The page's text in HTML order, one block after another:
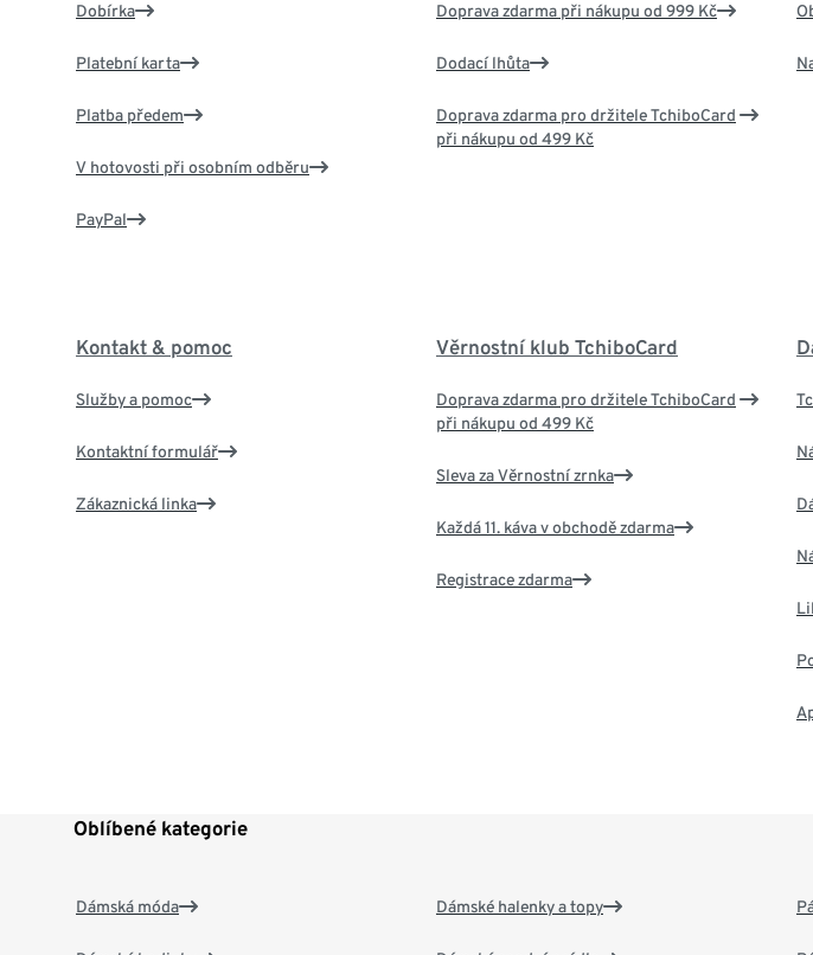
Dobírka
Platební karta
Platba předem
V hotovosti při osobním odběru
PayPal
Doprava zdarma při nákupu od 999 Kč
Dodací lhůta
Doprava zdarma pro držitele TchiboCard
při nákupu od 499 Kč
Kontakt & pomoc
Služby a pomoc
Kontaktní formulář
Zákaznická linka
Věrnostní klub TchiboCard
Doprava zdarma pro držitele TchiboCard
při nákupu od 499 Kč
Sleva za Věrnostní zrnka
Každá 11. káva v obchodě zdarma
Registrace zdarma
Oblíbené kategorie
Dámská móda Dámské halenky a topy